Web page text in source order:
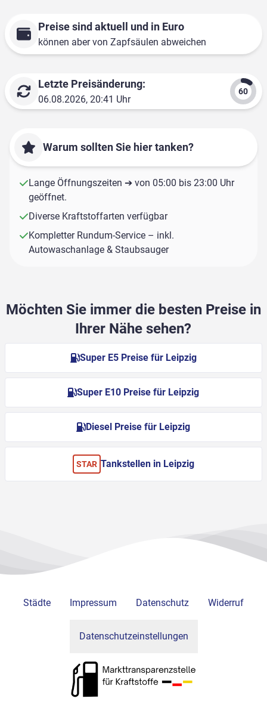
Preise sind aktuell und in Euro
können aber von Zapfsäulen abweichen
Letzte Preisänderung:
06.08.2026, 20:41 Uhr
Warum sollten Sie hier tanken?
Lange Öffnungszeiten ➔ von 05:00 bis 23:00 Uhr
geöffnet.
Diverse Kraftstoffarten verfügbar
Kompletter Rundum-Service – inkl.
Autowaschanlage & Staubsauger
Möchten Sie immer die besten Preise in
Ihrer Nähe sehen?
Super E5 Preise für Leipzig
Super E10 Preise für Leipzig
Diesel Preise für Leipzig
STAR Tankstellen in Leipzig
Städte Impressum Datenschutz Widerruf
Datenschutzeinstellungen